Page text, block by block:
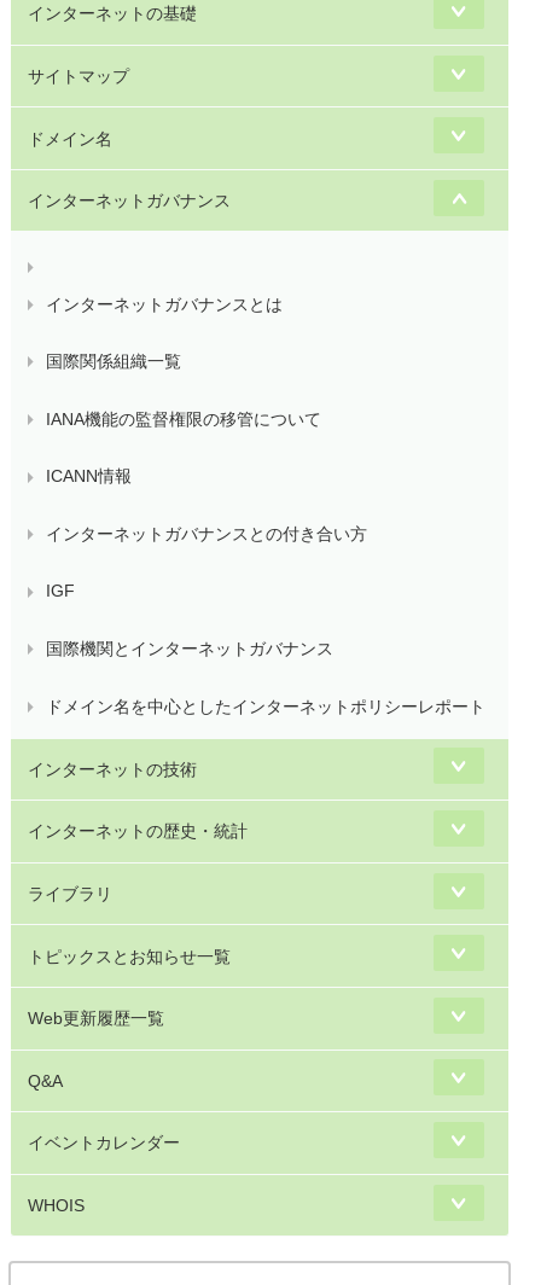
インターネットの基礎
サイトマップ
ドメイン名
インターネットガバナンス
インターネットガバナンスとは
国際関係組織一覧
IANA機能の監督権限の移管について
ICANN情報
インターネットガバナンスとの付き合い方
IGF
国際機関とインターネットガバナンス
ドメイン名を中心としたインターネットポリシーレポート
インターネットの技術
インターネットの歴史・統計
ライブラリ
トピックスとお知らせ一覧
Web更新履歴一覧
Q&A
イベントカレンダー
WHOIS